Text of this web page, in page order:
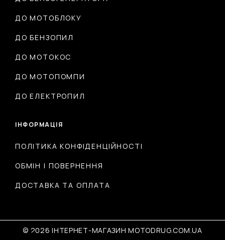
ДО МОТОБЛОКУ
ДО БЕНЗОПИЛ
ДО МОТОКОС
ДО МОТОПОМПИ
ДО ЕЛЕКТРОПИЛ
ІНФОРМАЦІЯ
ПОЛІТИКА КОНФІДЕНЦІЙНОСТІ
ОБМІН І ПОВЕРНЕННЯ
ДОСТАВКА ТА ОПЛАТА
© 2026 ІНТЕРНЕТ-МАГАЗИН MOTODRUG.COM.UA